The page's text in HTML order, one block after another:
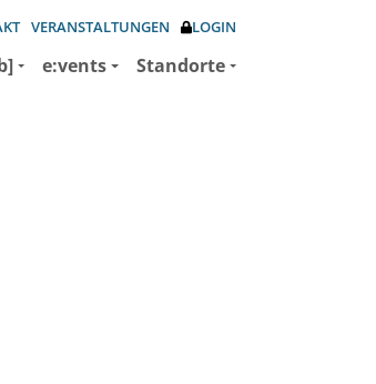
VERANSTALTUNGEN LOGIN
e:vents Standorte